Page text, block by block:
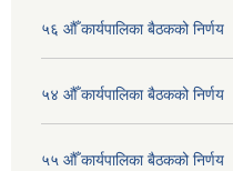
५६ औँ कार्यपालिका बैठकको निर्णय
५४ औँ कार्यपालिका बैठकको निर्णय
५५ औँ कार्यपालिका बैठकको निर्णय